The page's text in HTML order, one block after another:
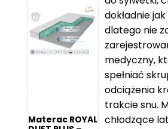
2
109 zł
5
365 zł
Materac ROYAL
dokładnie
dlatego nie
medyczny,
spełniać
odciążenia
trakcie snu.
chłodzące